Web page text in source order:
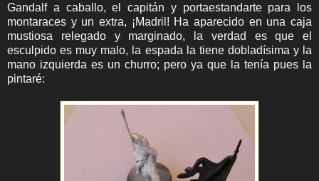
Gandalf a caballo, el capitán y portaestandarte para los
montaraces y un extra, ¡Madril! Ha aparecido en una caja
mustiosa relegado y marginado, la verdad es que el
esculpido es muy malo, la espada la tiene dobladísima y la
mano izquierda es un churro; pero ya que la tenía pues la
pintaré: